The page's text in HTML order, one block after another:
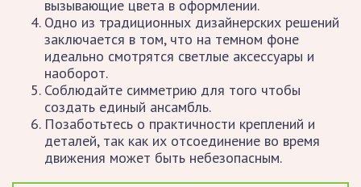
вызывающие цвета в оформлении.
Одно из традиционных дизайнерских решений
заключается в том, что на темном фоне
идеально смотрятся светлые аксессуары и
наоборот.
Соблюдайте симметрию для того чтобы
создать единый ансамбль.
Позаботьтесь о практичности креплений и
деталей, так как их отсоединение во время
движения может быть небезопасным.